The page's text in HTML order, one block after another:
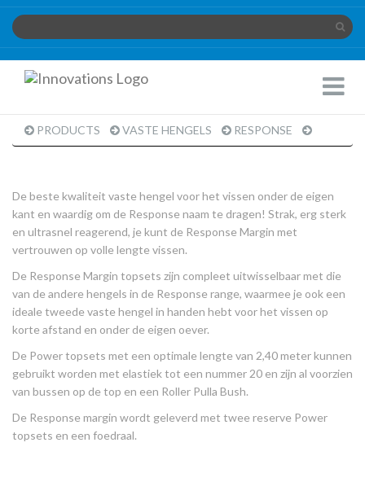
Toggle
Innovations
Limited
PRODUCTS VASTE HENGELS
RESPONSE
De beste kwaliteit vaste hengel voor het vissen onder de eigen
kant en waardig om de Response naam te dragen! Strak, erg sterk
en ultrasnel reagerend, je kunt de Response Margin met
vertrouwen op volle lengte vissen.
De Response Margin topsets zijn compleet uitwisselbaar met die
van de andere hengels in de Response range, waarmee je ook een
ideale tweede vaste hengel in handen hebt voor het vissen op
korte afstand en onder de eigen oever.
De Power topsets met een optimale lengte van 2,40 meter kunnen
gebruikt worden met elastiek tot een nummer 20 en zijn al voorzien
van bussen op de top en een Roller Pulla Bush.
De Response margin wordt geleverd met twee reserve Power
topsets en een foedraal.